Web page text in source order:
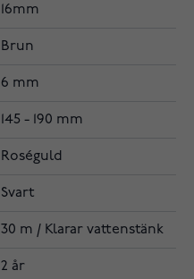
16mm
Brun
6 mm
145 - 190 mm
Roséguld
Svart
30 m / Klarar vattenstänk
2 år